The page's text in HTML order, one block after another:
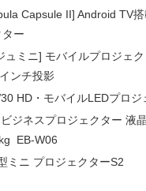
Capsule II] Android TV
ー
ュミニ] モバイルプロジェ
ンチ投影
HD・モバイルLEDプロジ
ジネスプロジェクター 液
EB-W06
ミニ プロジェクターS2